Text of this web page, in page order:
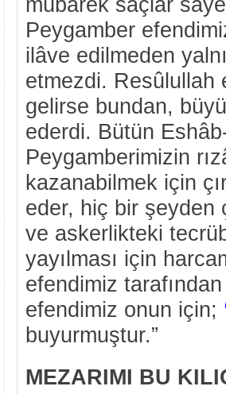
Peygamber
ilâve edilmeden
etmezdi. Resûlullah
gelirse bundan,
ederdi. Bütün
Peygamberimizin
kazanabilmek için
eder, hiç bir şeyden
ve askerlikteki
yayılması için
efendimiz
efendimiz onun için;
buyurmuştur.”
MEZARIMI BU